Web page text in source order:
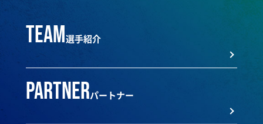
team選手紹介
partnerパートナー